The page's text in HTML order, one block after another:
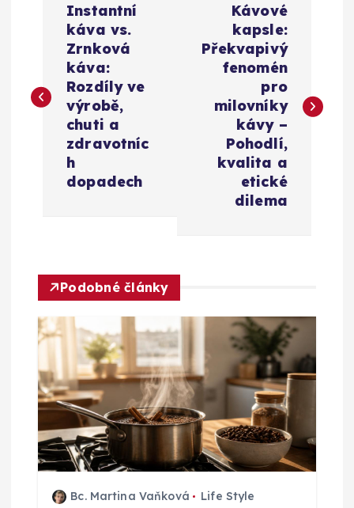
i
e
p
r
o
p
ř
Instantní
káva vs.
Zrnková
káva:
Rozdíly ve
výrobě,
chuti a
zdravotníc
h
dopadech
Kávové
kapsle:
Překvapivý
fenomén
pro
milovníky
kávy –
Pohodlí,
kvalita a
etické
dilema
Podobné články
Bc. Martina Vaňková Life Style